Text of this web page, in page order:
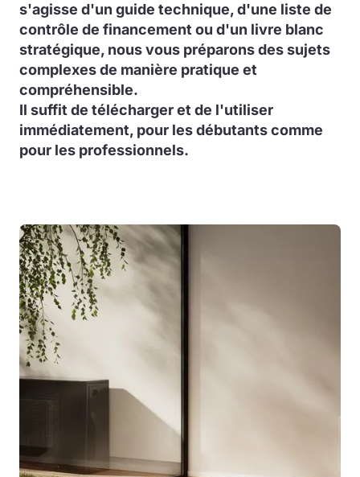
s'agisse d'un guide technique, d'une liste de
contrôle de financement ou d'un livre blanc
stratégique, nous vous préparons des sujets
complexes de manière pratique et
compréhensible.
Il suffit de télécharger et de l'utiliser
immédiatement, pour les débutants comme
pour les professionnels.